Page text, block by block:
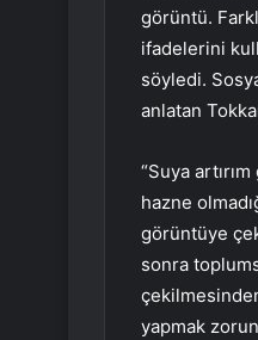
görüntü.
ifadelerini
söyledi.
anlatan
“Suya
hazne
görüntüye
sonra
yapmak